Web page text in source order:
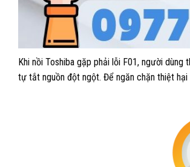
Khi nồi Toshiba gặp phải lỗi F01, người
tự tắt nguồn đột ngột. Để ngăn chặn thiệt